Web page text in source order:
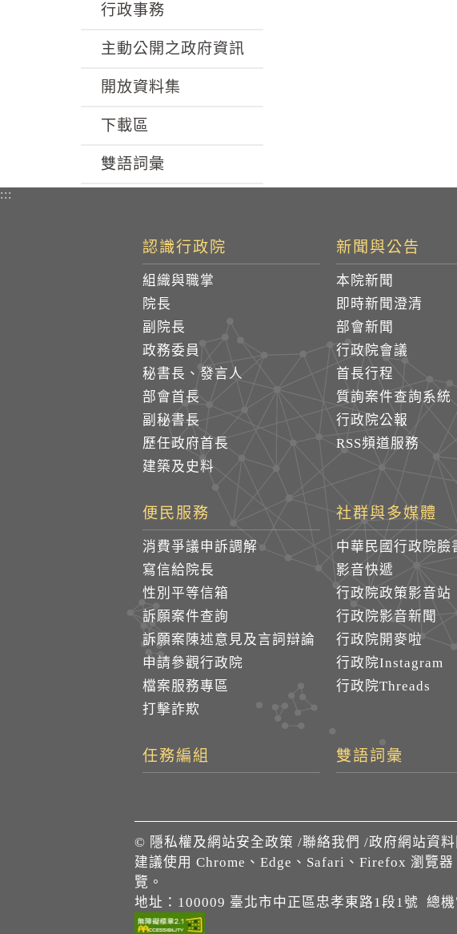
行政事務
主動公開之政府資訊
開放資料集
下載區
雙語詞彙
:::
認識行政院
組織與職掌
院長
副院長
政務委員
秘書長、發言人
部會首長
副秘書長
歷任政府首長
建築及史料
新聞與公告
本院新聞
即時新聞澄清
部會新聞
行政院會議
首長行程
質詢案件查詢系統
行政院公報
RSS頻道服務
便民服務
消費爭議申訴調解
寫信給院長
性別平等信箱
訴願案件查詢
訴願案陳述意見及言詞辯論
申請參觀行政院
檔案服務專區
打擊詐欺
社群與多媒體
中華民國行政院臉
影音快遞
行政院政策影音站
行政院影音新聞
行政院開麥啦
行政院Instagram
行政院Threads
任務編組 雙語詞彙
© 隱私權及網站安全政策 /聯絡我們 /政府網站資
建議使用 Chrome、Edge、Safari、Firefox 瀏覽
覽。
地址：100009 臺北市中正區忠孝東路1段1號 總